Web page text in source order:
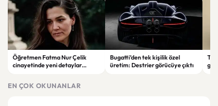
Öğretmen Fatma Nur Çelik
cinayetinde yeni detaylar
Bugatti’den tek kişilik özel
üretim: Destrier görücüye çıktı
EN ÇOK OKUNANLAR